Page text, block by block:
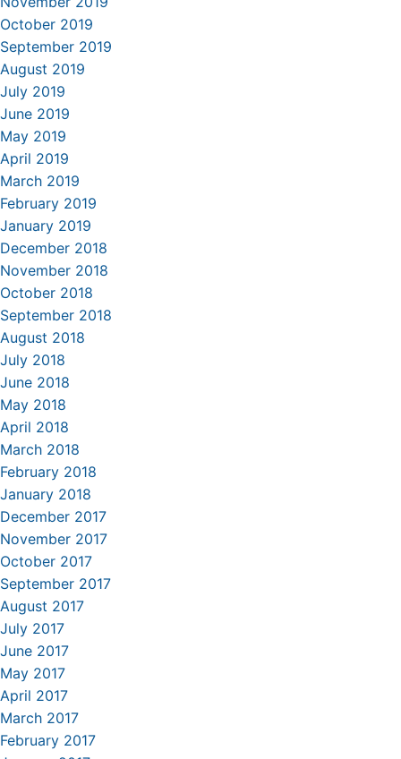
October 2019
September 2019
August 2019
July 2019
June 2019
May 2019
April 2019
March 2019
February 2019
January 2019
December 2018
November 2018
October 2018
September 2018
August 2018
July 2018
June 2018
May 2018
April 2018
March 2018
February 2018
January 2018
December 2017
November 2017
October 2017
September 2017
August 2017
July 2017
June 2017
May 2017
April 2017
March 2017
February 2017